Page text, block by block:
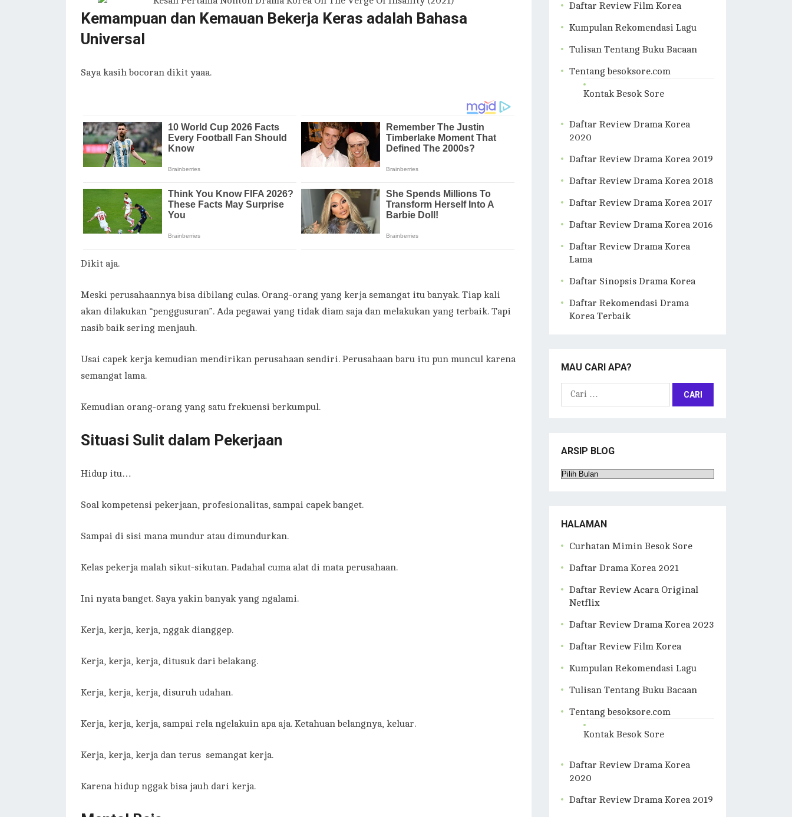
Kemampuan dan Kemauan Bekerja Keras adalah Bahasa
Universal
Saya kasih bocoran dikit yaaa.
Dikit aja.
Meski perusahaannya bisa dibilang culas. Orang-orang yang kerja semangat itu banyak. Tiap kali
akan dilakukan “penggusuran”. Ada pegawai yang tidak diam saja dan melakukan yang terbaik. Tapi
nasib baik sering menjauh.
Usai capek kerja kemudian mendirikan perusahaan sendiri. Perusahaan baru itu pun muncul karena
semangat lama.
Kemudian orang-orang yang satu frekuensi berkumpul.
Situasi Sulit dalam Pekerjaan
Hidup itu…
Soal kompetensi pekerjaan, profesionalitas, sampai capek banget.
Sampai di sisi mana mundur atau dimundurkan.
Kelas pekerja malah sikut-sikutan. Padahal cuma alat di mata perusahaan.
Ini nyata banget. Saya yakin banyak yang ngalami.
Kerja, kerja, kerja, nggak dianggep.
Kerja, kerja, kerja, ditusuk dari belakang.
Kerja, kerja, kerja, disuruh udahan.
Kerja, kerja, kerja, sampai rela ngelakuin apa aja. Ketahuan belangnya, keluar.
Kerja, kerja, kerja dan terus semangat kerja.
Karena hidup nggak bisa jauh dari kerja.
Daftar Review Film Korea
Kumpulan Rekomendasi Lagu
Tulisan Tentang Buku Bacaan
Tentang besoksore.com
Kontak Besok Sore
Daftar Review Drama Korea
2020
Daftar Review Drama Korea 2019
Daftar Review Drama Korea 2018
Daftar Review Drama Korea 2017
Daftar Review Drama Korea 2016
Daftar Review Drama Korea
Lama
Daftar Sinopsis Drama Korea
Daftar Rekomendasi Drama
Korea Terbaik
MAU CARI APA?
Cari
ARSIP BLOG
Arsip
HALAMAN
Curhatan Mimin Besok Sore
Daftar Drama Korea 2021
Daftar Review Acara Original
Netflix
Daftar Review Drama Korea 2023
Daftar Review Film Korea
Kumpulan Rekomendasi Lagu
Tulisan Tentang Buku Bacaan
Tentang besoksore.com
Kontak Besok Sore
Daftar Review Drama Korea
2020
Daftar Review Drama Korea 2019